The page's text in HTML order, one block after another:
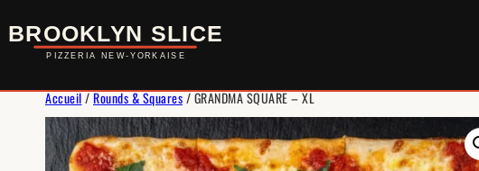
Contenu
Accueil/Rounds & Squares/ GRANDMA SQUARE – XL